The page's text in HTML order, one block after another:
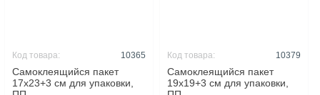
Самоклеящийся пакет
17x23+3 см для упаковки,
Код товара: 10365
Самоклеящийся пакет
19x19+3 см для упаковки,
Код товара: 10379